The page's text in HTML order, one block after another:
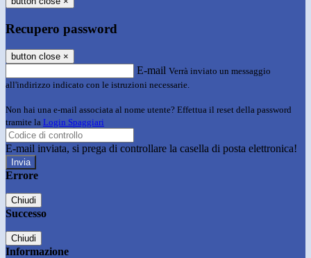
Recupero password
button close ×
E-mail Verrà inviato un messaggio
all'indirizzo indicato con le istruzioni necessarie.
Non hai una e-mail associata al nome utente? Effettua il reset della password
tramite la Login Spaggiari
E-mail inviata, si prega di controllare la casella di posta elettronica!
Errore
Chiudi
Successo
Chiudi
Informazione